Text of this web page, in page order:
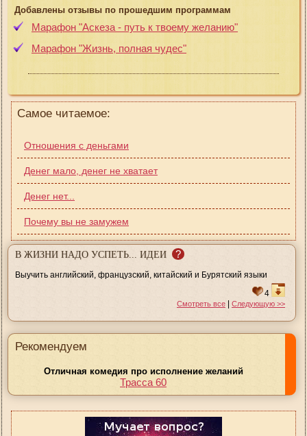
Добавлены отзывы по прошедшим программам
Марафон "Аскеза - путь к твоему желанию"
Марафон "Жизнь, полная чудес"
Самое читаемое:
Отношения с деньгами
Денег мало, денег не хватает
Денег нет...
Почему вы не замужем
В ЖИЗНИ НАДО УСПЕТЬ... ИДЕИ ?
Выучить английский, французский, китайский и Бурятский языки
4
Смотреть все | Следующую >>
Рекомендуем
Отличная комедия про исполнение желаний
Трасса 60